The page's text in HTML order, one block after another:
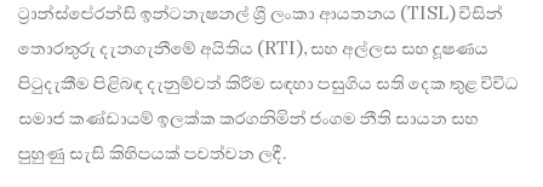
ට්‍රාන්ස්පේරන්සි ඉන්ටනැෂනල් ශ්‍රී ලංකා ආයතනය (TISL) විසින්
තොරතුරු දැනගැනීමේ අයිතිය (RTI), සහ අල්ලස සහ දූෂණය
පිටුදැකීම පිළිබඳ දැනුම්වත් කිරීම සඳහා පසුගිය සති දෙක තුළ විවිධ
සමාජ කණ්ඩායම් ඉලක්ක කරගනිමින් ජංගම නීති සායන සහ
පුහුණු සැසි කිහිපයක් පවත්වන ලදී.